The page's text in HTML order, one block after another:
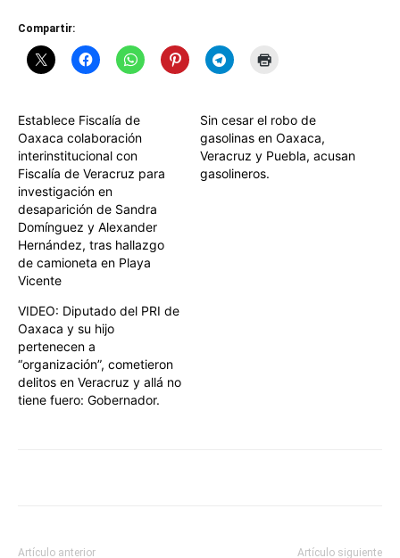
Compartir:
Establece Fiscalía de
Oaxaca colaboración
interinstitucional con
Fiscalía de Veracruz para
investigación en
desaparición de Sandra
Domínguez y Alexander
Hernández, tras hallazgo
de camioneta en Playa
Vicente
Sin cesar el robo de
gasolinas en Oaxaca,
Veracruz y Puebla, acusan
gasolineros.
VIDEO: Diputado del PRI de
Oaxaca y su hijo
pertenecen a
“organización”, cometieron
delitos en Veracruz y allá no
tiene fuero: Gobernador.
Artículo anterior Artículo siguiente